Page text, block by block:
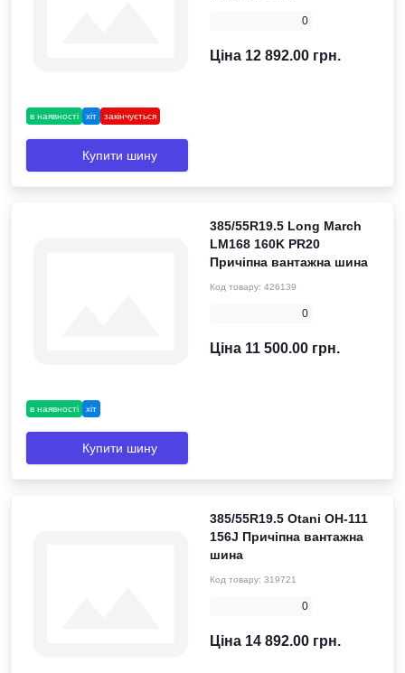
в наявності хіт закінчується
0
Ціна 12 892.00 грн.
Купити шину
в наявності хіт
385/55R19.5 Long March
LM168 160K PR20
Причіпна вантажна шина
Код товару: 426139
0
Ціна 11 500.00 грн.
Купити шину
385/55R19.5 Otani OH-111
156J Причіпна вантажна
шина
Код товару: 319721
0
Ціна 14 892.00 грн.